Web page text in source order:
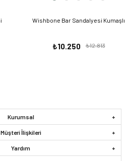
Wishbone Bar Sandalyesi Kumaşlı
₺10.250 ₺12.813
Kurumsal
Müşteri İlişkileri
Yardım